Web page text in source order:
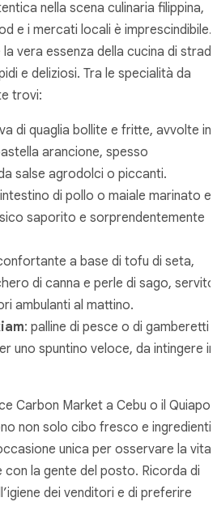
nella scena culinaria filippina,
e i mercati locali è imprescindibile.
vera essenza della cucina di
e deliziosi. Tra le specialità da
trovi:
di quaglia bollite e fritte, avvolte in
arancione, spesso
salse agrodolci o piccanti.
di pollo o maiale marinato e
saporito e sorprendentemente
a base di tofu di seta,
di canna e perle di sago, servito
ambulanti al mattino.
: palline di pesce o di gamberetti
uno spuntino veloce, da intingere in
Carbon Market a Cebu o il Quiapo
non solo cibo fresco e ingredienti
unica per osservare la vita
con la gente del posto. Ricorda di
dei venditori e di preferire